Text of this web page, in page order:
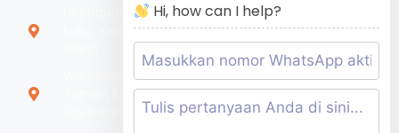
Headquarter Jl. Nangka No.88, RT.2/RW.3, Bojong
Kulur, Kec. Gn. Putri, Kabupaten Bogor, Jawa Barat
Workshop Jl. Dawuan, Kp. Serang, RT.003/RW.003,
Taman Rahayu, Kec. Setu, Kabupaten Bekasi,
Jawa Barat 17320
Hi, how can I help?